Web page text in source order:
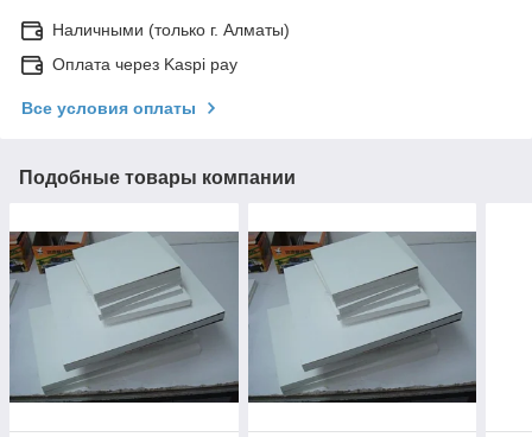
Наличными (только г. Алматы)
Оплата через Kaspi pay
Все условия оплаты
Подобные товары компании